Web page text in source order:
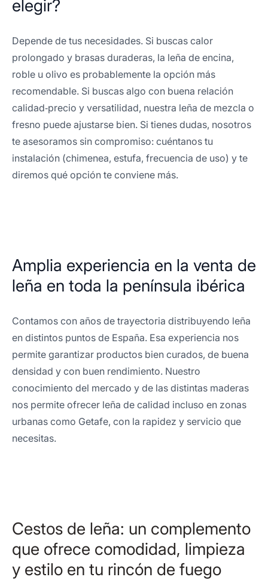
elegir?
Depende de tus necesidades. Si buscas calor
prolongado y brasas duraderas, la leña de encina,
roble u olivo es probablemente la opción más
recomendable. Si buscas algo con buena relación
calidad‑precio y versatilidad, nuestra leña de mezcla o
fresno puede ajustarse bien. Si tienes dudas, nosotros
te asesoramos sin compromiso: cuéntanos tu
instalación (chimenea, estufa, frecuencia de uso) y te
diremos qué opción te conviene más.
Amplia experiencia en la venta de
leña en toda la península ibérica
Contamos con años de trayectoria distribuyendo leña
en distintos puntos de España. Esa experiencia nos
permite garantizar productos bien curados, de buena
densidad y con buen rendimiento. Nuestro
conocimiento del mercado y de las distintas maderas
nos permite ofrecer leña de calidad incluso en zonas
urbanas como Getafe, con la rapidez y servicio que
necesitas.
Cestos de leña: un complemento
que ofrece comodidad, limpieza
y estilo en tu rincón de fuego